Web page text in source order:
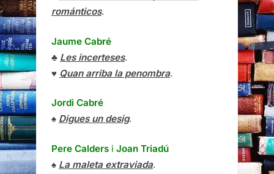
románticos.
Jaume Cabré
♣ Les incerteses.
♥ Quan arriba la penombra.
Jordi Cabré
♠ Digues un desig.
Pere Calders i Joan Triadú
♠ La maleta extraviada.